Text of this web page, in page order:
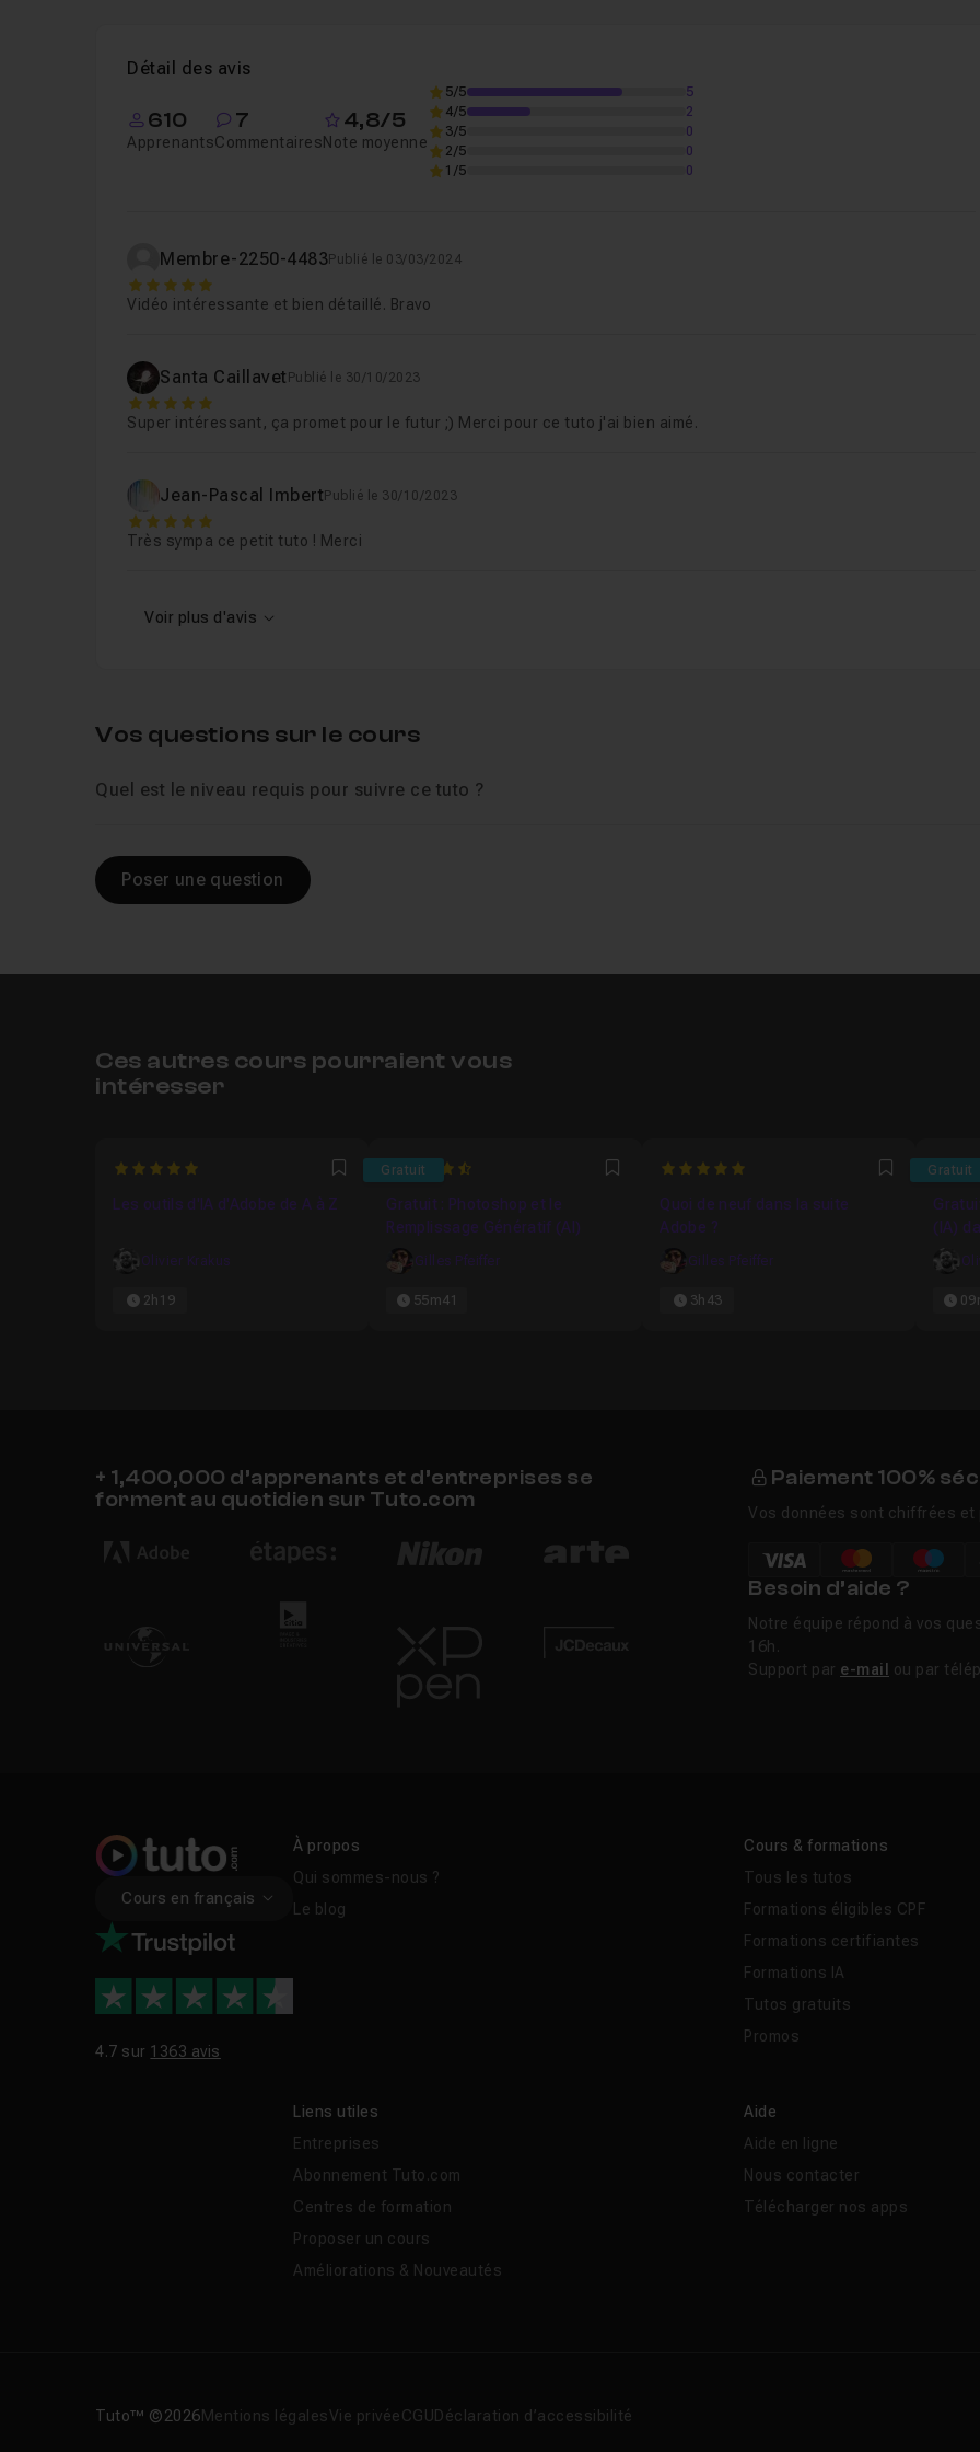
08m06
Détail des avis
610
Apprenants
7
Commentaires
4,8/5
Note moyenne
5/5
5
4/5
2
3/5
0
2/5
0
1/5
0
Membre-2250-4483Publié le 03/03/2024
5
Vidéo intéressante et bien détaillé. Bravo
Santa Caillavet Publié le 30/10/2023
5
Super intéressant, ça promet pour le futur ;) Merci pour ce tuto j'ai bien aimé.
Jean-Pascal Imbert Publié le 30/10/2023
5
Très sympa ce petit tuto ! Merci
Voir plus d'avis
Vos questions sur le cours
Quel est le niveau requis pour suivre ce tuto ?
Poser une question
Ces autres cours pourraient vous
intéresser
5 Favori
Les outils d'IA d'Adobe de A à Z
Olivier Krakus
2h19
Gratuit
4.8205128205128 Favori
Gratuit : Photoshop et le
Remplissage Génératif (AI)
Gilles Pfeiffer
55m41
5 Favori
Quoi de neuf dans la suite
Adobe ?
Gilles Pfeiffer
3h43
Gratuit
4.8
(IA)
+ 1,400,000 d’apprenants et d’entreprises se
forment au quotidien sur Tuto.com
Paiement 100%
Vos données sont chiffrées
Besoin d’aide ?
Notre équipe répond à vos
16h.
Support par e-mail ou par
Cours en français
4.7 sur 1363 avis
À propos
Qui sommes-nous ?
Le blog
Cours & formations
Tous les tutos
Formations éligibles CPF
Formations certifiantes
Formations IA
Tutos gratuits
Promos
Liens utiles
Entreprises
Abonnement Tuto.com
Centres de formation
Proposer un cours
Améliorations & Nouveautés
Aide
Aide en ligne
Nous contacter
Télécharger nos apps
Tuto™ ©2026Mentions légalesVie privéeCGU Déclaration d’accessibilité